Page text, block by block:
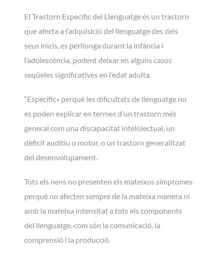
El Trastorn Específic del Llenguatge és un trastorn
que afecta a l’adquisició del llenguatge des dels
seus inicis, es perllonga durant la infància i
l’adolescència, podent deixar en alguns casos
seqüeles significatives en l’edat adulta.
“Específic» perquè les dificultats de llenguatge no
es poden explicar en termes d’un trastorn més
general com una discapacitat intelolectual, un
dèficit auditiu o motor, o un trastorn generalitzat
del desenvolupament.
Tots els nens no presenten els mateixos símptomes
perquè no afecten sempre de la mateixa manera ni
amb la mateixa intensitat a tots els components
del llenguatge, com són la comunicació, la
comprensió i la producció.